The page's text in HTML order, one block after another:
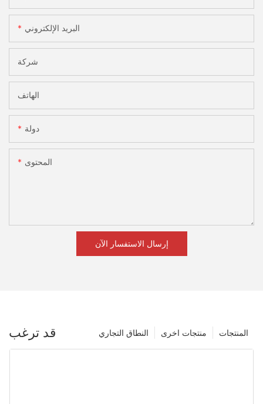
البريد الإلكتروني
شركة
الهاتف
دولة
المحتوى
إرسال الاستفسار الآن
قد ترغب المنتجات منتجات اخرى النطاق التجاري